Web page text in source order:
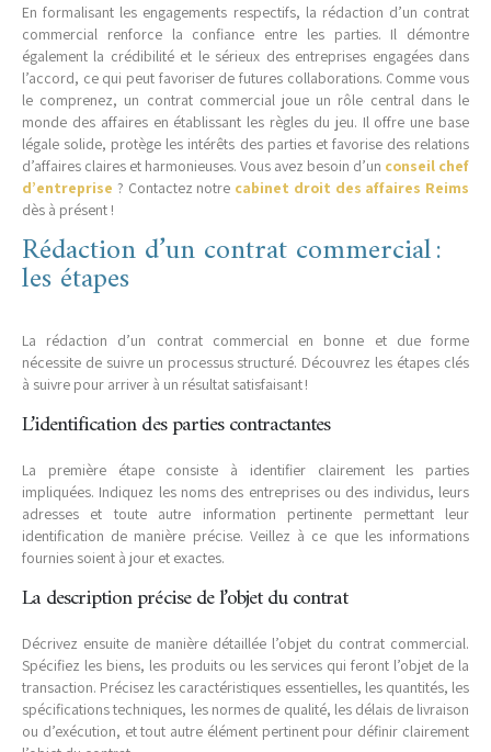
En formalisant les engagements respectifs, la rédaction d’un contrat
commercial renforce la confiance entre les parties. Il démontre
également la crédibilité et le sérieux des entreprises engagées dans
l’accord, ce qui peut favoriser de futures collaborations. Comme vous
le comprenez, un contrat commercial joue un rôle central dans le
monde des affaires en établissant les règles du jeu. Il offre une base
légale solide, protège les intérêts des parties et favorise des relations
d’affaires claires et harmonieuses. Vous avez besoin d’un conseil chef
d’entreprise ? Contactez notre cabinet droit des affaires Reims
dès à présent !
Rédaction d’un contrat commercial :
les étapes
La rédaction d’un contrat commercial en bonne et due forme
nécessite de suivre un processus structuré. Découvrez les étapes clés
à suivre pour arriver à un résultat satisfaisant !
L’identification des parties contractantes
La première étape consiste à identifier clairement les parties
impliquées. Indiquez les noms des entreprises ou des individus, leurs
adresses et toute autre information pertinente permettant leur
identification de manière précise. Veillez à ce que les informations
fournies soient à jour et exactes.
La description précise de l’objet du contrat
Décrivez ensuite de manière détaillée l’objet du contrat commercial.
Spécifiez les biens, les produits ou les services qui feront l’objet de la
transaction. Précisez les caractéristiques essentielles, les quantités, les
spécifications techniques, les normes de qualité, les délais de livraison
ou d’exécution, et tout autre élément pertinent pour définir clairement